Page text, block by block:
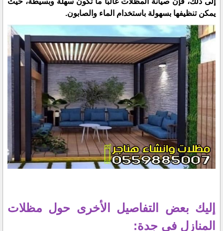
يمكن تنظيفها بسهولة باستخدام الماء والصابون.
إليك بعض التفاصيل الأخرى حول مظلات
المنازل في جدة: